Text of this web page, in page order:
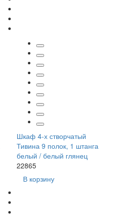
Шкаф 4-х створчатый
Тивина 9 полок, 1 штанга
белый / белый глянец
22865
В корзину